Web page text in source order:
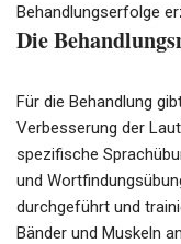
Behandlungserfolge
Die
Für die Behandlung
Verbesserung der
spezifische
und
durchgeführt und
Bänder und Muskeln